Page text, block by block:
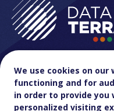
Contact & accès
We use cookies on
functioning and for
in order to provide you
personalized visiting